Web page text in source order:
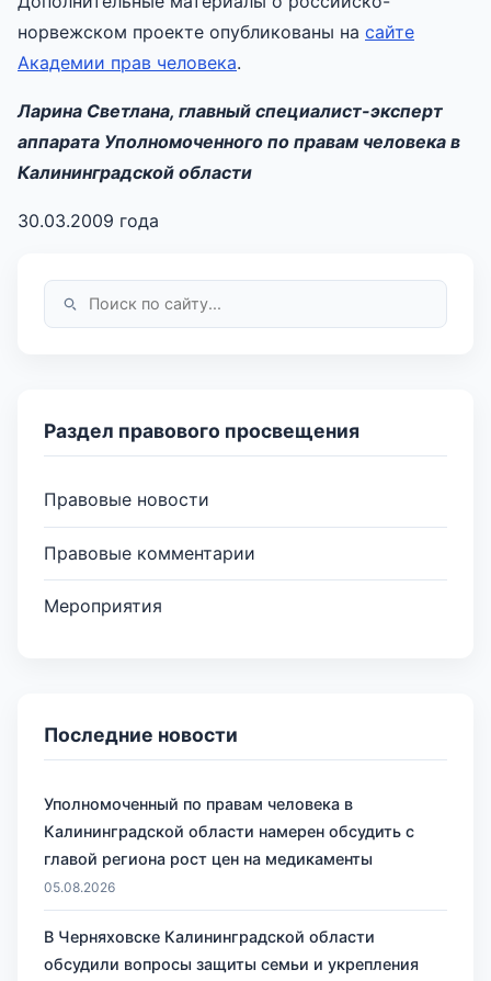
норвежском проекте опубликованы на сайте
Академии прав человека.
Ларина Светлана, главный специалист-эксперт
аппарата Уполномоченного по правам человека в
Калининградской области
30.03.2009 года
Раздел правового просвещения
Правовые новости
Правовые комментарии
Мероприятия
Последние новости
Уполномоченный по правам человека в
Калининградской области намерен обсудить с
главой региона рост цен на медикаменты
05.08.2026
В Черняховске Калининградской области
обсудили вопросы защиты семьи и укрепления